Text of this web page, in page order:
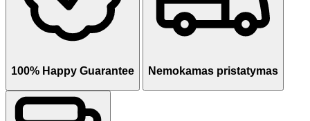
100% Happy Guarantee Nemokamas pristatymas